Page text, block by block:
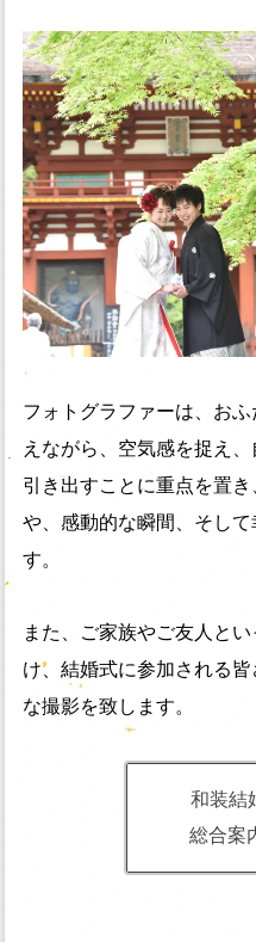
フォトグラファーは、お
えながら、空気感を捉え
引き出すことに重点を置
や、感動的な瞬間、そし
す。
また、ご家族やご友人と
け、結婚式に参加される
な撮影を致します。
和装結
総合案